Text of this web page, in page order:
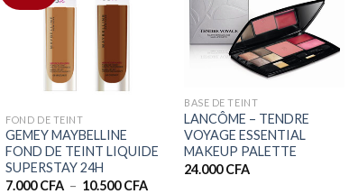
FOND DE TEINT
GEMEY MAYBELLINE
FOND DE TEINT LIQUIDE
SUPERSTAY 24H
7.000CFA – 10.500CFAPlage
BASE DE TEINT
LANCÔME – TENDRE
VOYAGE ESSENTIAL
MAKEUP PALETTE
24.000CFA